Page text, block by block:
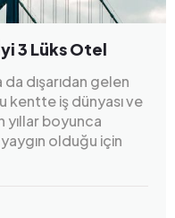
3 Lüks Otel
dışarıdan gelen
kentte iş dünyası ve
boyunca
olduğu için